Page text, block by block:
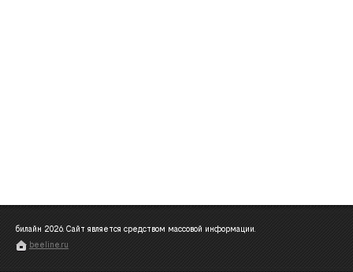
билайн 2026. Сайт является средством массовой информации.
beeline.ru